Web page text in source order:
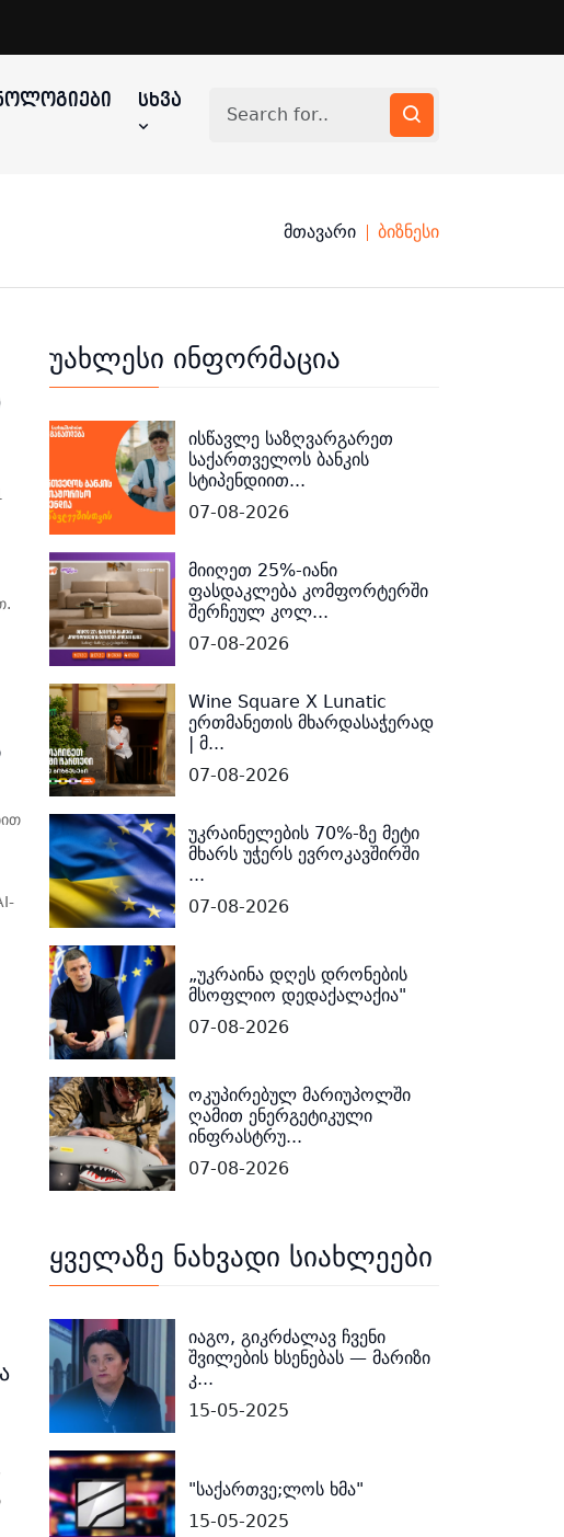
ᲡᲮᲕᲐ
მთავარი ბიზნესი
უახლესი ინფორმაცია
ისწავლე საზღვარგარეთ
საქართველოს ბანკის
სტიპენდიით...
07-08-2026
მიიღეთ 25%-იანი
ფასდაკლება კომფორტერში
შერჩეულ კოლ...
07-08-2026
Wine Square X Lunatic
ერთმანეთის მხარდასაჭერად
| მ...
07-08-2026
უკრაინელების 70%-ზე მეტი
მხარს უჭერს ევროკავშირში
...
07-08-2026
„უკრაინა დღეს დრონების
მსოფლიო დედაქალაქია"
07-08-2026
ოკუპირებულ მარიუპოლში
ღამით ენერგეტიკული
ინფრასტრუ...
07-08-2026
ყველაზე ნახვადი სიახლეები
იაგო, გიკრძალავ ჩვენი
შვილების ხსენებას — მარიზი
კ...
15-05-2025
"საქართვე;ლოს ხმა"
15-05-2025